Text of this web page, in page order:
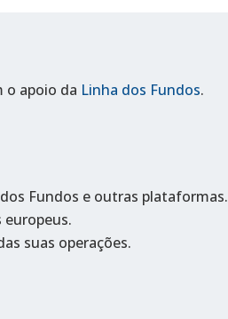
o apoio da Linha dos Fundos.
Fundos e outras plataformas.
suas operações.